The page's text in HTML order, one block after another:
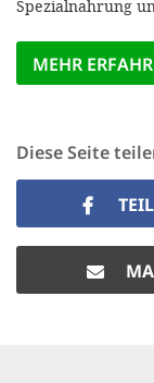
Spezialnahrung
MEHR
Diese Seite